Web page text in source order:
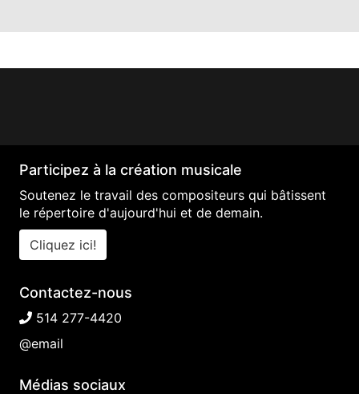
Participez à la création musicale
Soutenez le travail des compositeurs qui bâtissent
le répertoire d'aujourd'hui et de demain.
Cliquez ici!
Contactez-nous
514 277-4420
@email
Médias sociaux